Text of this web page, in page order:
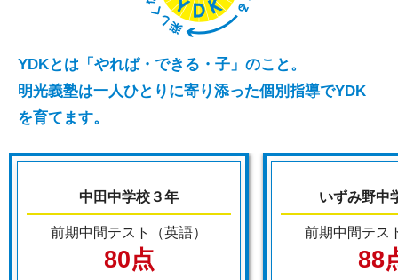
【いろいろな学習目標に対応しています】
・学校の予習、復習
・低学年からの英語学習
タブレットを用いて「フォニックス」を学び
・英検、漢検対策
YDKとは「やれば・できる・子」のこと。
明光義塾は一人ひとりに寄り添った個別指導でYDK
を育てます。
中田中学校３年
前期中間テスト（英語）
80点
いずみ野中
前期中間テス
88